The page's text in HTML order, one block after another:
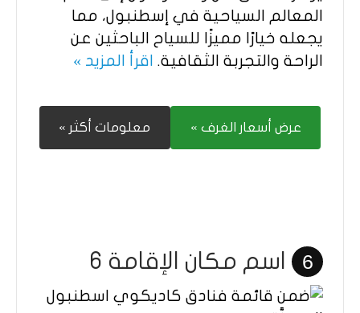
المعالم السياحية في إسطنبول، مما
يجعله خيارًا مميزًا للسياح الباحثين عن
الراحة والتجربة الثقافية. اقرأ المزيد »
عرض أسعار الغرف » معلومات أكثر »
6 اسم مكان الإقامة 6